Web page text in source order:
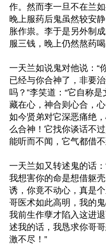
作。然而李一旦不在兰
晚上服药后鬼虽然较安
胀作祟。李于是另外制
服三钱，晚上仍然熬药
一天兰如说鬼对他说：“
已经与你合神了，非要
吗？”李笑道：“它自称
藏在心，神合则心合，
如今贤弟对它深恶痛绝
么合神！它找你谈话不
能听而不闻，它气都借
一天兰如又转述鬼的话
我想害你的命是想借躯
诱，你竟不动心，真是
哥医术如此高明，我的
我前生作孽才陷入这进
述我的话，我恳求你哥
激不尽！”